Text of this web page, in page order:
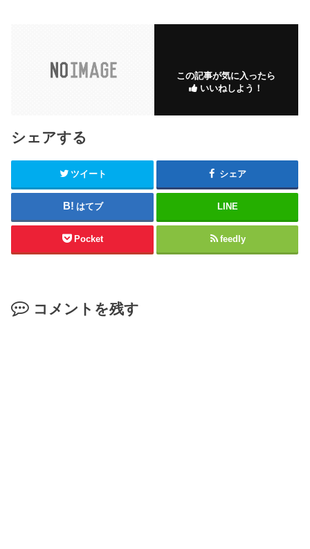
この記事が気に入ったら
いいねしよう！
シェアする
ツイート シェア
はてブ LINE
Pocket feedly
コメントを残す